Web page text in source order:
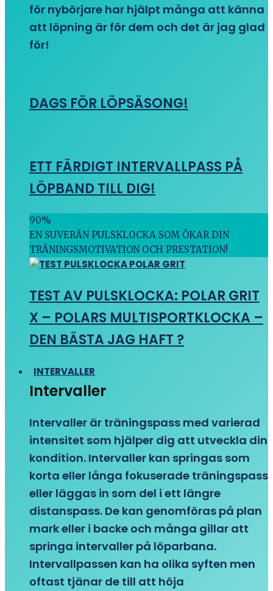
för nybörjare har hjälpt många att känna
att löpning är för dem och det är jag glad
för!
DAGS FÖR LÖPSÄSONG!
ETT FÄRDIGT INTERVALLPASS PÅ
LÖPBAND TILL DIG!
90%
EN SUVERÄN PULSKLOCKA SOM ÖKAR DIN
TRÄNINGSMOTIVATION OCH PRESTATION!
TEST AV PULSKLOCKA: POLAR GRIT
X – POLARS MULTISPORTKLOCKA –
DEN BÄSTA JAG HAFT ?
INTERVALLER
Intervaller
Intervaller är träningspass med varierad
intensitet som hjälper dig att utveckla din
kondition. Intervaller kan springas som
korta eller långa fokuserade träningspass
eller läggas in som del i ett längre
distanspass. De kan genomföras på plan
mark eller i backe och många gillar att
springa intervaller på löparbana.
Intervallpassen kan ha olika syften men
oftast tjänar de till att höja